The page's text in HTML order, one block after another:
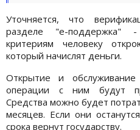
Уточняется, что
разделе "е-поддержка"
критериям человеку
который начислят деньги.
Открытие и
операции с ним будут
Средства можно будет
месяцев. Если они
срока вернут государству.